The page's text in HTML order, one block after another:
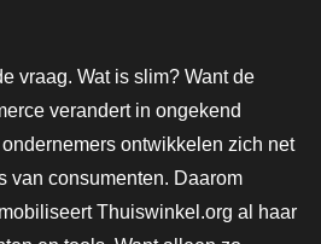
vraag. Wat is slim? Want de
verandert in ongekend
ontwikkelen zich net
van consumenten. Daarom
Thuiswinkel.org al haar